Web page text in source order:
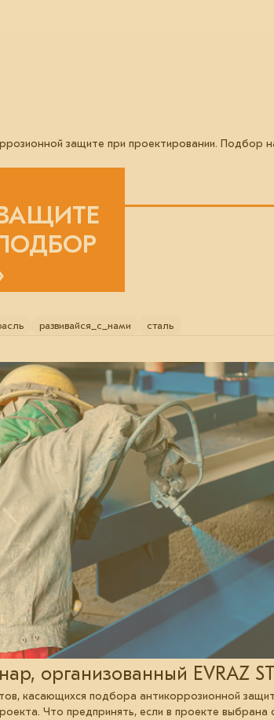
защите при проектировании. Подбор
развивайся_с_нами сталь
организованный EVRAZ
касающихся подбора антикоррозионной
Что предпринять, если в проекте